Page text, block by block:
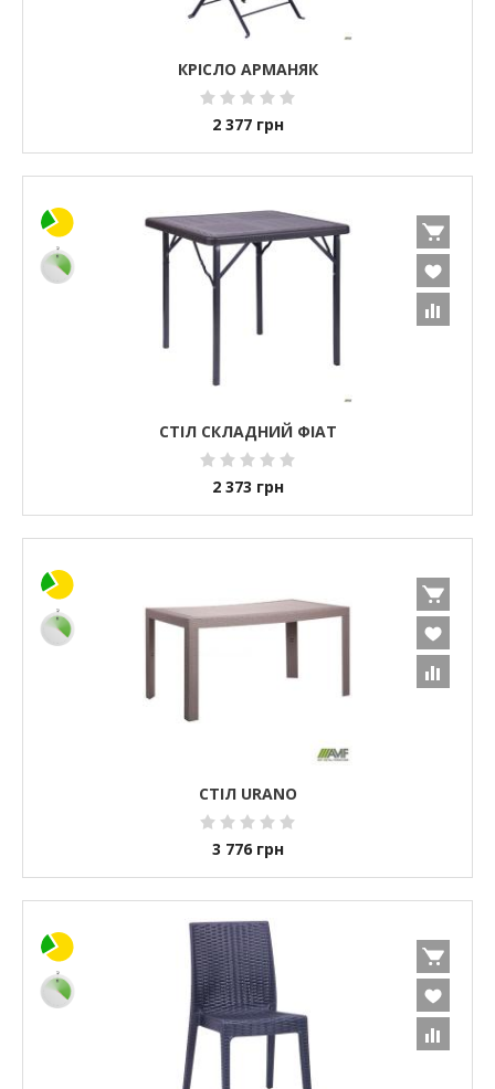
КРІСЛО АРМАНЯК
2 377 грн
СТІЛ СКЛАДНИЙ ФІАТ
2 373 грн
СТІЛ URANO
3 776 грн